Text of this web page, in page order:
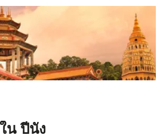
น ปีนัง